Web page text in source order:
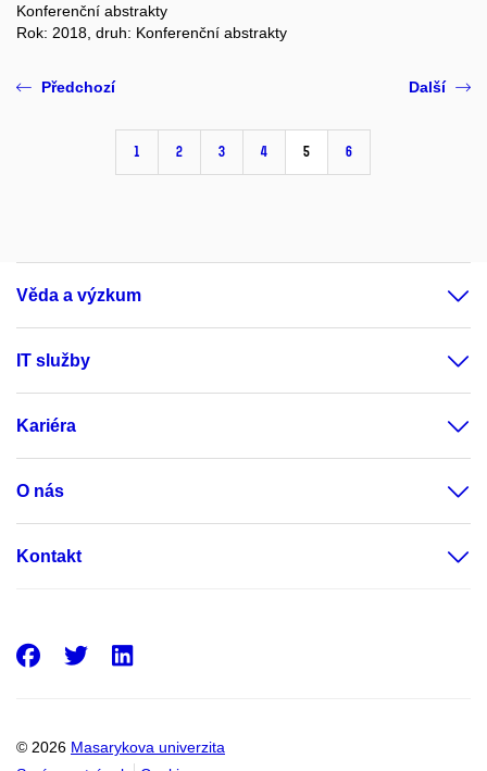
Konferenční abstrakty
Rok: 2018, druh: Konferenční abstrakty
Předchozí
1 2 3 4 5 6
Další
Věda a výzkum
IT služby
Kariéra
O nás
Kontakt
© 2026 Masarykova univerzita
Facebook
Twitter